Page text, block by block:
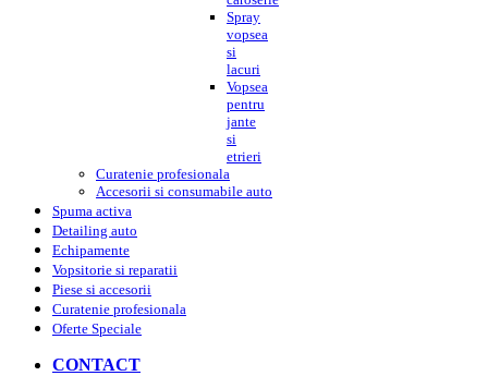
Spray
vopsea
si
lacuri
Vopsea
pentru
jante
si
etrieri
Curatenie profesionala
Accesorii si consumabile auto
Spuma activa
Detailing auto
Echipamente
Vopsitorie si reparatii
Piese si accesorii
Curatenie profesionala
Oferte Speciale
CONTACT